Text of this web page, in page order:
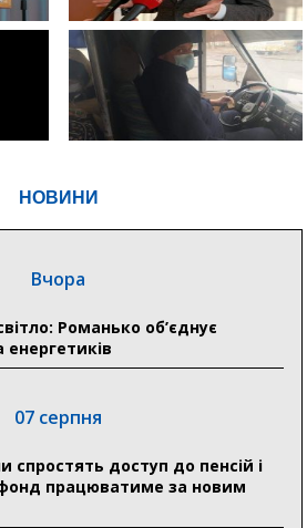
НОВИНИ
Вчора
Романько об’єднує
07 серпня
доступ до пенсій і
працюватиме за новим